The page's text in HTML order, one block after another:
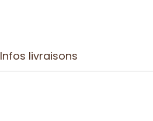
Infos livraisons